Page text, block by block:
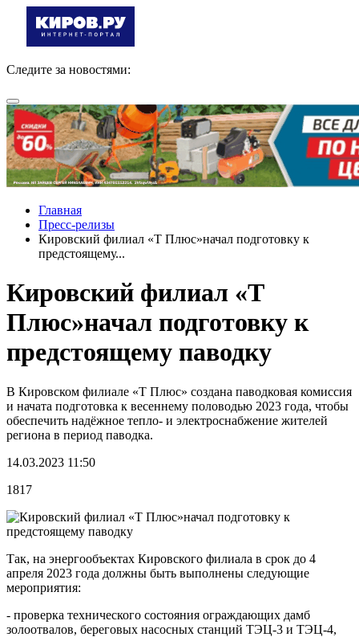
Следите за новостями:
Главная
Пресс-релизы
Кировский филиал «Т Плюс»начал подготовку к
предстоящему...
Кировский филиал «Т
Плюс»начал подготовку к
предстоящему паводку
В Кировском филиале «Т Плюс» создана паводковая комиссия
и начата подготовка к весеннему половодью 2023 года, чтобы
обеспечить надёжное тепло- и электроснабжение жителей
региона в период паводка.
14.03.2023 11:50
1817
Так, на энергообъектах Кировского филиала в срок до 4
апреля 2023 года должны быть выполнены следующие
мероприятия:
- проверка технического состояния ограждающих дамб
золоотвалов, береговых насосных станций ТЭЦ-3 и ТЭЦ-4,